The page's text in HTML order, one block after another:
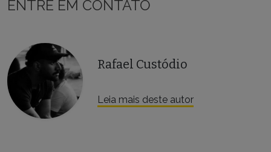
ENTRE EM CONTATO
Rafael Custódio
Leia mais deste autor